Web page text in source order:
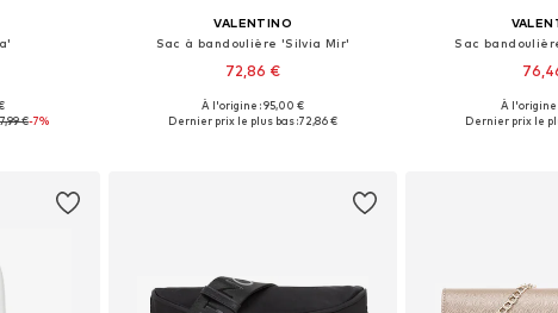
Size
€-7%
VALENTINO
Sac à bandoulière 'Silvia Mir'
72,86 €
Tailles disponibles: One Size
À l'origine : 95,00 €
Dernier prix le plus bas :72,86 €
Sac
Tailles
À l'origine
Dernier prix le